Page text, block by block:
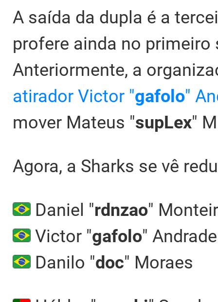
A saída da dupla é a
profere ainda no
Anteriormente, a
atirador Victor "gafolo"
mover Mateus "supLex"
Agora, a Sharks se vê
Daniel "rdnzao"
Victor "gafolo" Andrade
Danilo "doc" Moraes